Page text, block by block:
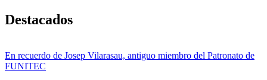
Destacados
En recuerdo de Josep Vilarasau, antiguo miembro del Patronato de
FUNITEC